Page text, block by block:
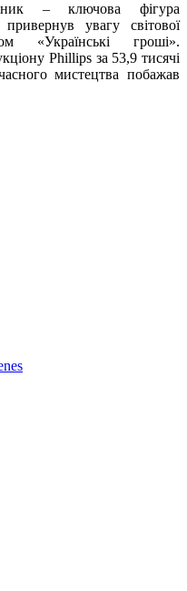
– ключова фігура
увагу світової
«Українські гроші».
Phillips за 53,9 тисячі
мистецтва побажав